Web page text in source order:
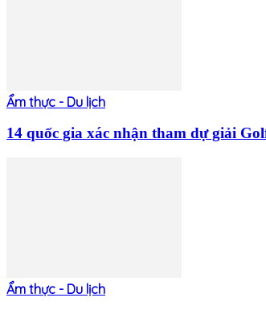
Ẩm thực - Du lịch
14 quốc gia xác nhận tham dự giải
Ẩm thực - Du lịch